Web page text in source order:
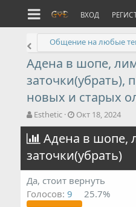
ВХОД
Общение на любые
Адена в шопе,
заточки(убрать),
новых и старых
А
в
т
о
р
т
е
м
ы
Esthetic
Д
а
т
а
н
а
ч
а
л
Окт 18, 2024
Адена в шопе,
заточки(убрать)
Да, стоит вернуть
Голосов: 9 25.7%